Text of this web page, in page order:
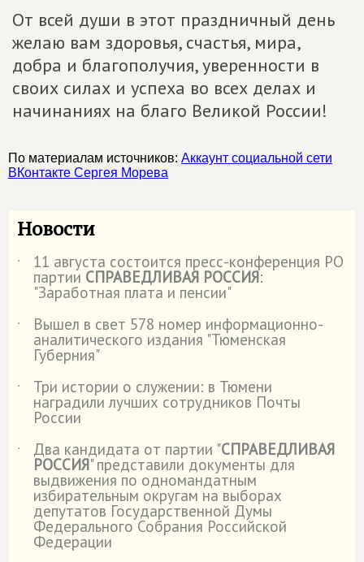
От всей души в этот праздничный день
желаю вам здоровья, счастья, мира,
добра и благополучия, уверенности в
своих силах и успеха во всех делах и
начинаниях на благо Великой России!
По материалам источников: Аккаунт социальной сети
ВКонтакте Сергея Морева
Новости
˙ 11 августа состоится пресс-конференция РО
партии СПРАВЕДЛИВАЯ РОССИЯ:
"Заработная плата и пенсии"
˙
Вышел в свет 578 номер информационно-
аналитического издания "Тюменская
Губерния"
˙
Три истории о служении: в Тюмени
наградили лучших сотрудников Почты
России
˙
Два кандидата от партии "СПРАВЕДЛИВАЯ
РОССИЯ" представили документы для
выдвижения по одномандатным
избирательным округам на выборах
депутатов Государственной Думы
Федерального Собрания Российской
Федерации